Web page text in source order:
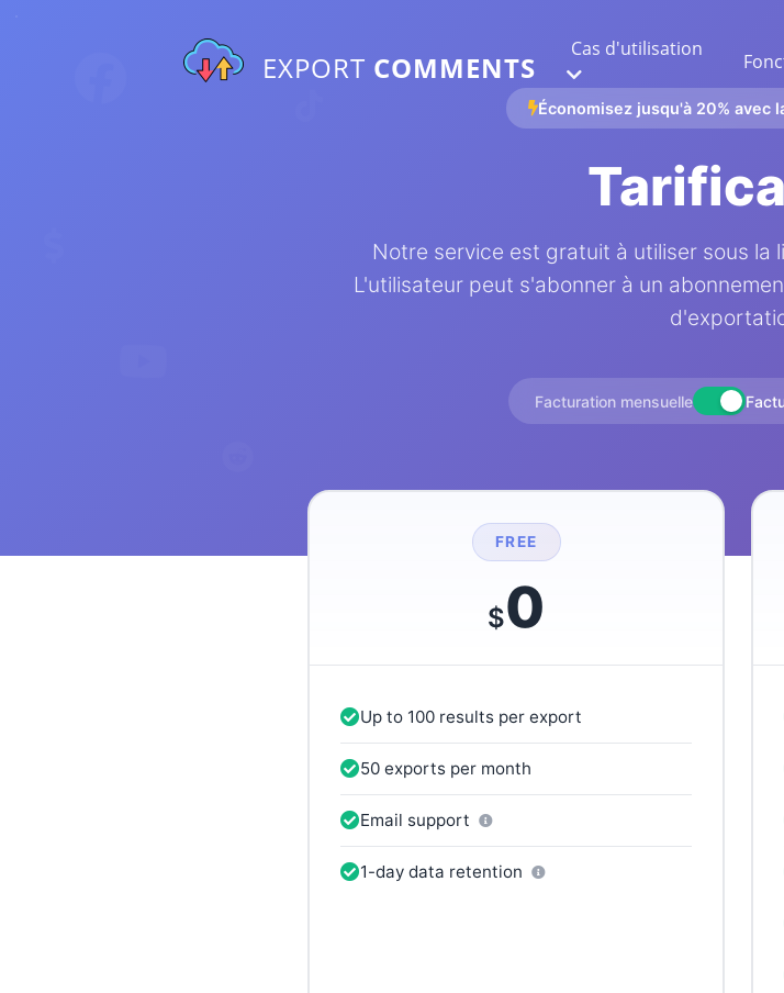
EXPORT COMMENTS
Cas d'utilisation
Collectez les
ANALYSE DE
Réalisez une
commentaires
Économisez jusqu'à 20% avec
Notre service est gratuit à utiliser sous la
L'utilisateur peut s'abonner à un
Facturation mensuelle
FREE
$0
Up to 100 results per export
50 exports per month
Email support
1-day data retention